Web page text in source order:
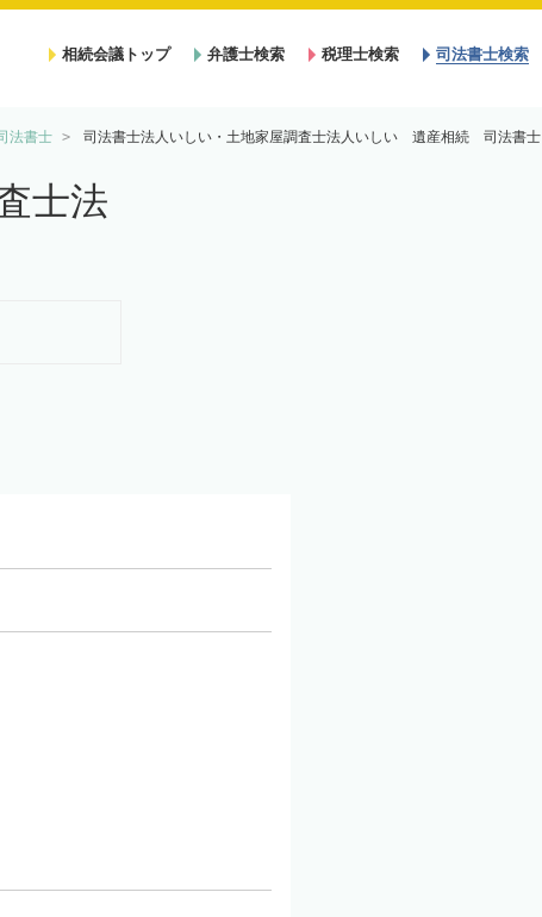
相続会議トップ 弁護士検索 税理士検索 司法書士検索
法書士 司法書士法人いしい・土地家屋調査士法人いしい 遺産相続 司法書士
士法